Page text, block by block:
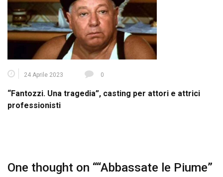
24 Aprile 2023 0
“Fantozzi. Una tragedia”, casting per attori e attrici
professionisti
One thought on ““Abbassate le Piume”